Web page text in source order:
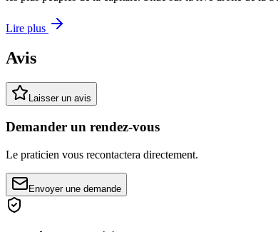
Lire plus
Avis
Laisser un avis
Demander un rendez-vous
Le praticien vous recontactera directement.
Envoyer une demande